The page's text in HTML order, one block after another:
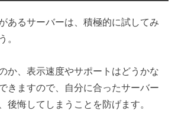
あるサーバーは、積極的に試してみ
。
か、表示速度やサポートはどうかな
きますので、自分に合ったサーバー
後悔してしまうことを防げます。